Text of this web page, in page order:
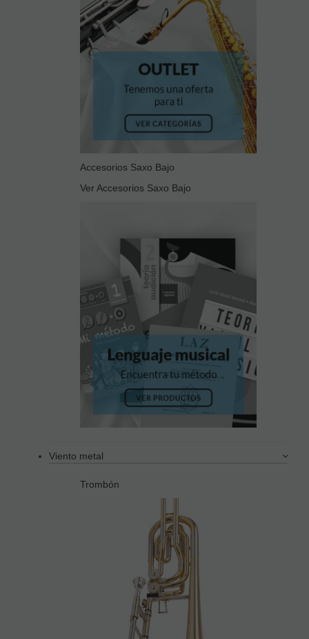
Accesorios Saxo Bajo
Ver Accesorios Saxo Bajo
Viento metal
Trombón